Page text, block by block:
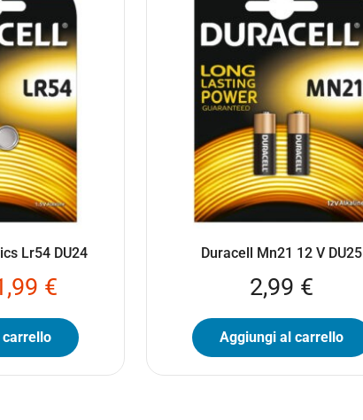
Lr54 DU24
€
Duracell Mn21 12 V DU25
2,99 €
Aggiungi al carrello